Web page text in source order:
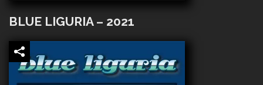
BLUE LIGURIA – 2021